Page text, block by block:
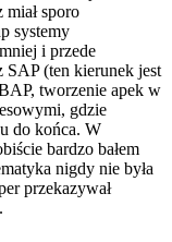
sporo
systemy
i przede
SAP (ten kierunek jest
tworzenie apek w
gdzie
do końca. W
bardzo bałem
nigdy nie była
przekazywał